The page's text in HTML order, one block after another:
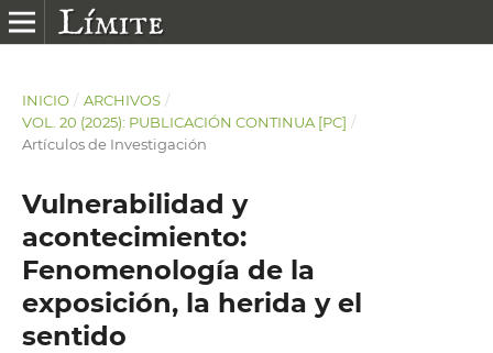
INICIO / ARCHIVOS /
VOL. 20 (2025): PUBLICACIÓN CONTINUA [PC] /
Artículos de Investigación
Vulnerabilidad y
acontecimiento:
Fenomenología de la
exposición, la herida y el
sentido